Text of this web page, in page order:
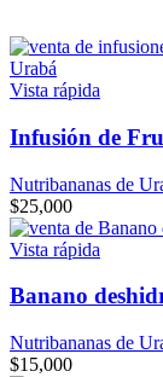
Vista rápida
Infusión de
Nutribananas de
$25,000
Vista rápida
Banano
Nutribananas de
$15,000